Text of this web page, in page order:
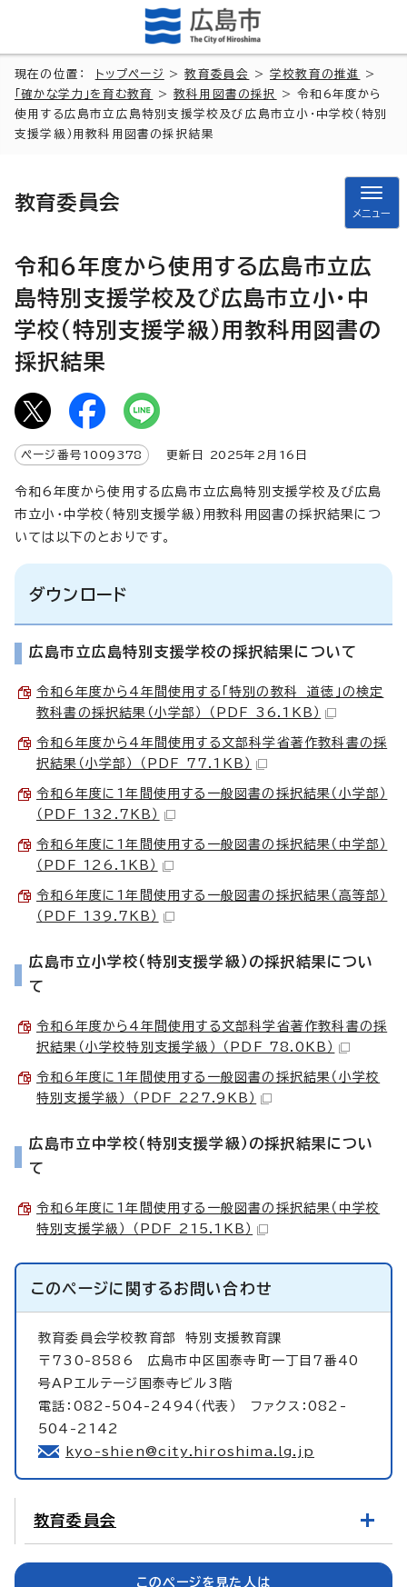
現在の位置： トップページ >教育委員会 >学校教育の推進
>
「確かな学力」を育む教育
>教科用図書の採択
> 令和6年度から
使用する広島市立広島特別支援学校及び広島市立小・中学校（特別
支援学級）用教科用図書の採択結果
教育委員会
メニュー
令和6年度から使用する広島市立広
島特別支援学校及び広島市立小・中
学校（特別支援学級）用教科用図書の
採択結果
ページ番号 1009378 更新日 2025年2月 16 日
令和6年度から使用する広島市立広島特別支援学校及び広島
市立小・中学校（特別支援学級）用教科用図書の採択結果につ
いては以下のとおりです。
ダウンロード
広島市立広島特別支援学校の採択結果について
令和6年度から4年間使用する「特別の教科 道徳」の検定
教科書の採択結果（小学部） （PDF 36.1KB）
令和6年度から4年間使用する文部科学省著作教科書の採
択結果（小学部） （PDF 77.1KB）
令和6年度に1年間使用する一般図書の採択結果（小学部）
（PDF 132.7KB）
令和6年度に1年間使用する一般図書の採択結果（中学部）
（PDF 126.1KB）
令和6年度に1年間使用する一般図書の採択結果（高等部）
（PDF 139.7KB）
広島市立小学校（特別支援学級）の採択結果につい
て
令和6年度から4年間使用する文部科学省著作教科書の採
択結果（小学校特別支援学級） （PDF 78.0KB）
令和6年度に1年間使用する一般図書の採択結果（小学校
特別支援学級） （PDF 227.9KB）
広島市立中学校（特別支援学級）の採択結果につい
て
令和6年度に1年間使用する一般図書の採択結果（中学校
特別支援学級） （PDF 215.1KB）
このページに関するお問い合わせ
教育委員会学校教育部特別支援教育課
〒730-8586 広島市中区国泰寺町一丁目7番40
号APエルテージ国泰寺ビル3階
電話：082-504-2494（代表） ファクス：082-
504-2142
kyo-shien@city.hiroshima.lg.jp
教育委員会
このページを見た人は